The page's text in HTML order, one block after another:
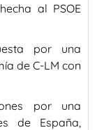
al PSOE
por una
de C-LM con
por una
de España,